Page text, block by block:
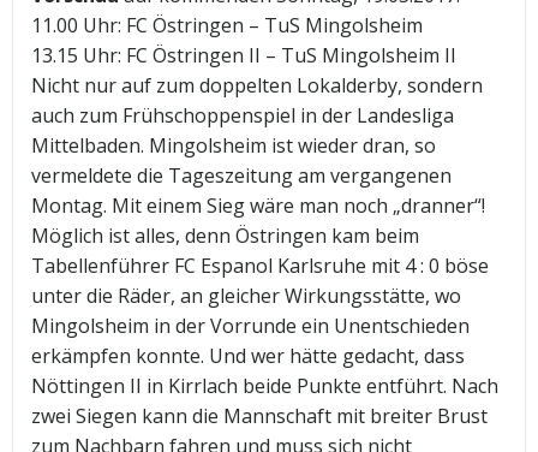
11.00 Uhr: FC Östringen – TuS Mingolsheim
13.15 Uhr: FC Östringen II – TuS Mingolsheim II
Nicht nur auf zum doppelten Lokalderby, sondern
auch zum Frühschoppenspiel in der Landesliga
Mittelbaden. Mingolsheim ist wieder dran, so
vermeldete die Tageszeitung am vergangenen
Montag. Mit einem Sieg wäre man noch „dranner“!
Möglich ist alles, denn Östringen kam beim
Tabellenführer FC Espanol Karlsruhe mit 4 : 0 böse
unter die Räder, an gleicher Wirkungsstätte, wo
Mingolsheim in der Vorrunde ein Unentschieden
erkämpfen konnte. Und wer hätte gedacht, dass
Nöttingen II in Kirrlach beide Punkte entführt. Nach
zwei Siegen kann die Mannschaft mit breiter Brust
zum Nachbarn fahren und muss sich nicht